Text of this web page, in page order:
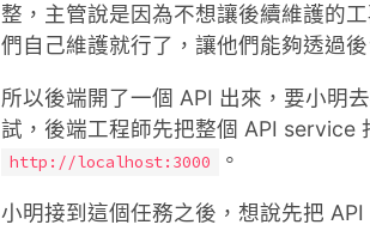
整，主管說是因為不想讓後續維護的
們自己維護就行了，讓他們能夠透過
所以後端開了一個 API 出來，要小明
試，後端工程師先把整個 API service
http://localhost:3000 。
小明接到這個任務之後，想說先把